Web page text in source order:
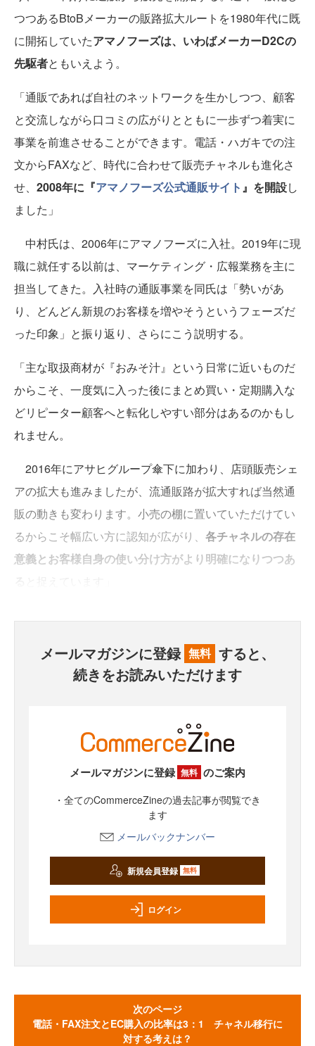
つつあるBtoBメーカーの販路拡大ルートを1980年代に既
に開拓していたアマノフーズは、いわばメーカーD2Cの
先駆者ともいえよう。
「通販であれば自社のネットワークを生かしつつ、顧客
と交流しながら口コミの広がりとともに一歩ずつ着実に
事業を前進させることができます。電話・ハガキでの注
文からFAXなど、時代に合わせて販売チャネルも進化さ
せ、 2008年に『アマノフーズ公式通販サイト』を開設し
ました」
中村氏は、2006年にアマノフーズに入社。2019年に現
職に就任する以前は、マーケティング・広報業務を主に
担当してきた。入社時の通販事業を同氏は「勢いがあ
り、どんどん新規のお客様を増やそうというフェーズだ
った印象」と振り返り、さらにこう説明する。
「主な取扱商材が『おみそ汁』という日常に近いものだ
からこそ、一度気に入った後にまとめ買い・定期購入な
どリピーター顧客へと転化しやすい部分はあるのかもし
れません。
2016年にアサヒグループ傘下に加わり、店頭販売シェ
アの拡大も進みましたが、流通販路が拡大すれば当然通
販の動きも変わります。小売の棚に置いていただけてい
るからこそ幅広い方に認知が広がり、 各チャネルの存在
意義とお客様自身の使い分け方がより明確になりつつあ
メールマガジンに登録 無料 すると、
続きをお読みいただけます
メールマガジンに登録 無料 のご案内
・全てのCommerceZineの過去記事が閲覧でき
ます
メールバックナンバー
新規会員登録 無料
ログイン
次のページ
電話・FAX注文とEC購入の比率は3：1 チャネル移行に
対する考えは？